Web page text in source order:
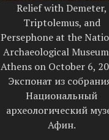
Relief with Demeter,
Triptolemus, and
Persephone at the
Archaeological
Athens on October 6,
Экспонат из
Национальный
археологический
Афин.